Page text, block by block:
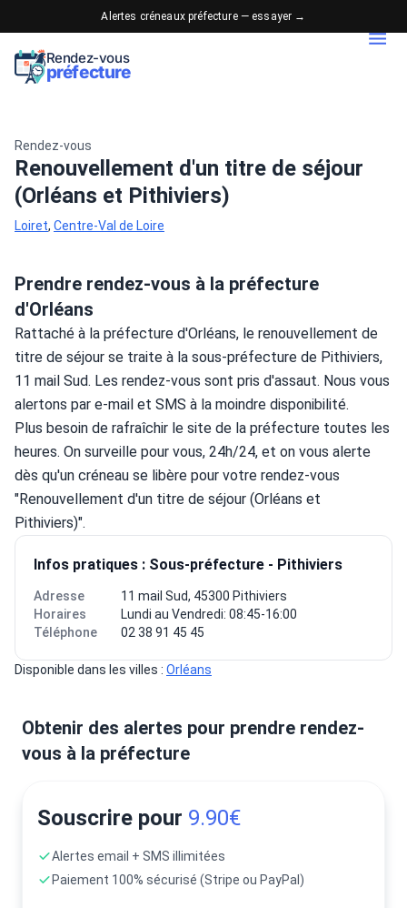
Alertes créneaux préfecture — essayer →
Rendez-vous
préfecture
Rendez-vous
Renouvellement d'un titre de séjour
(Orléans et Pithiviers)
Loiret, Centre-Val de Loire
Prendre rendez-vous à la préfecture
d'Orléans
Rattaché à la préfecture d'Orléans, le renouvellement de
titre de séjour se traite à la sous-préfecture de Pithiviers,
11 mail Sud. Les rendez-vous sont pris d'assaut. Nous vous
alertons par e-mail et SMS à la moindre disponibilité.
Plus besoin de rafraîchir le site de la préfecture toutes les
heures. On surveille pour vous, 24h/24, et on vous alerte
dès qu'un créneau se libère pour votre rendez-vous
"Renouvellement d'un titre de séjour (Orléans et
Pithiviers)".
Infos pratiques : Sous-préfecture - Pithiviers
Adresse
11 mail Sud, 45300 Pithiviers
Horaires
Lundi au Vendredi: 08:45-16:00
Téléphone
02 38 91 45 45
Disponible dans les villes : Orléans
Obtenir des alertes pour prendre rendez-
vous à la préfecture
Souscrire pour 9.90€
Alertes email + SMS illimitées
Paiement 100% sécurisé (Stripe ou PayPal)